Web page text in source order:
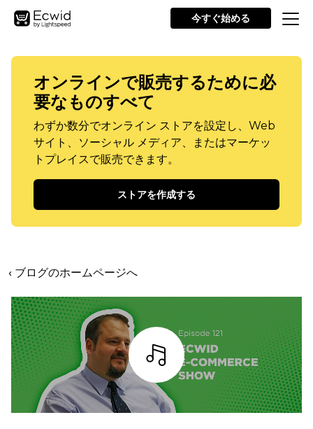
今すぐ始める
オンラインで販売するために必
要なものすべて
わずか数分でオンライン ストアを設定し、Web
サイト、ソーシャル メディア、またはマーケッ
トプレイスで販売できます。
ストアを作成する
‹ ブログのホームページへ
詳細を見る